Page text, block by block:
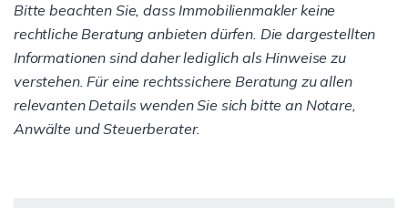
Bitte beachten Sie, dass Immobilienmakler keine
rechtliche Beratung anbieten dürfen. Die dargestellten
Informationen sind daher lediglich als Hinweise zu
verstehen. Für eine rechtssichere Beratung zu allen
relevanten Details wenden Sie sich bitte an Notare,
Anwälte und Steuerberater.